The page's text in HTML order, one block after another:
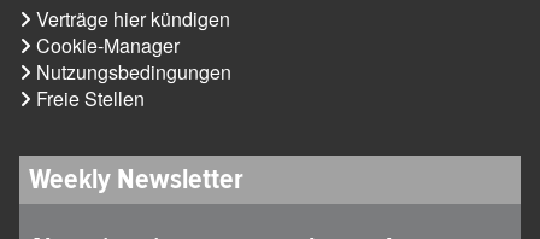
Verträge hier kündigen
Cookie-Manager
Nutzungsbedingungen
Freie Stellen
Weekly Newsletter